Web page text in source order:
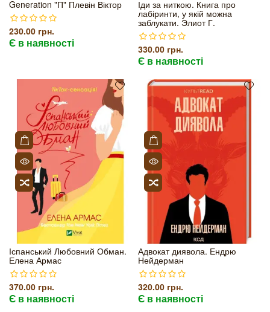
Generation "П" Плевін Віктор
230.00 грн.
Є в наявності
Іди за ниткою. Книга про
лабіринти, у якій можна
заблукати. Элиот Г.
330.00 грн.
Є в наявності
Іспанський Любовний Обман.
Елена Армас
370.00 грн.
Є в наявності
Адвокат диявола. Ендрю
Нейдерман
320.00 грн.
Є в наявності